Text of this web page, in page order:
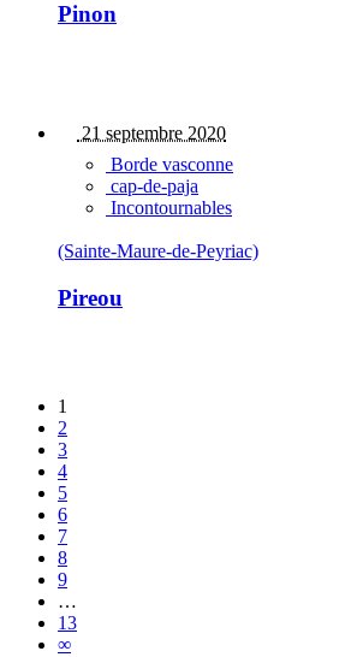
Pinon
21 septembre 2020
Borde vasconne
cap-de-paja
Incontournables
(Sainte-Maure-de-Peyriac)
Pireou
1
2
3
4
5
6
7
8
9
…
13
∞